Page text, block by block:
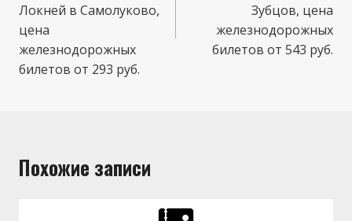
Локней в Самолуково,
цена
железнодорожных
билетов от 293 руб.
Зубцов, цена
железнодорожных
билетов от 543 руб.
Похожие записи